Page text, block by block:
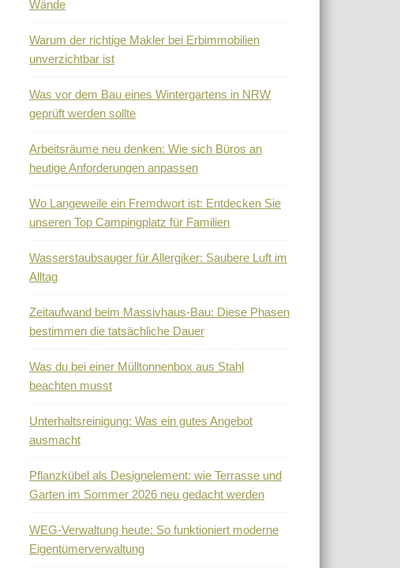
Wände
Warum der richtige Makler bei Erbimmobilien
unverzichtbar ist
Was vor dem Bau eines Wintergartens in NRW
geprüft werden sollte
Arbeitsräume neu denken: Wie sich Büros an
heutige Anforderungen anpassen
Wo Langeweile ein Fremdwort ist: Entdecken Sie
unseren Top Campingplatz für Familien
Wasserstaubsauger für Allergiker: Saubere Luft im
Alltag
Zeitaufwand beim Massivhaus-Bau: Diese Phasen
bestimmen die tatsächliche Dauer
Was du bei einer Mülltonnenbox aus Stahl
beachten musst
Unterhaltsreinigung: Was ein gutes Angebot
ausmacht
Pflanzkübel als Designelement: wie Terrasse und
Garten im Sommer 2026 neu gedacht werden
WEG-Verwaltung heute: So funktioniert moderne
Eigentümerverwaltung